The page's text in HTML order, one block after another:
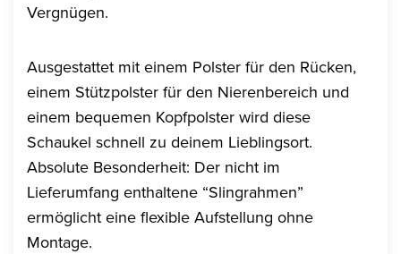
Vergnügen.
Ausgestattet mit einem Polster für den Rücken,
einem Stützpolster für den Nierenbereich und
einem bequemen Kopfpolster wird diese
Schaukel schnell zu deinem Lieblingsort.
Absolute Besonderheit: Der nicht im
Lieferumfang enthaltene “Slingrahmen”
ermöglicht eine flexible Aufstellung ohne
Montage.